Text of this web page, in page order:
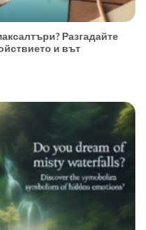
Разгадайте
и вът